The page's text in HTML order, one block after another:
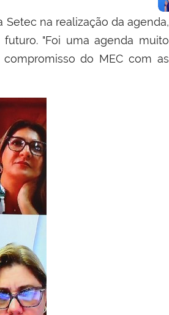
na realização da agenda,
"Foi uma agenda muito
do MEC com as